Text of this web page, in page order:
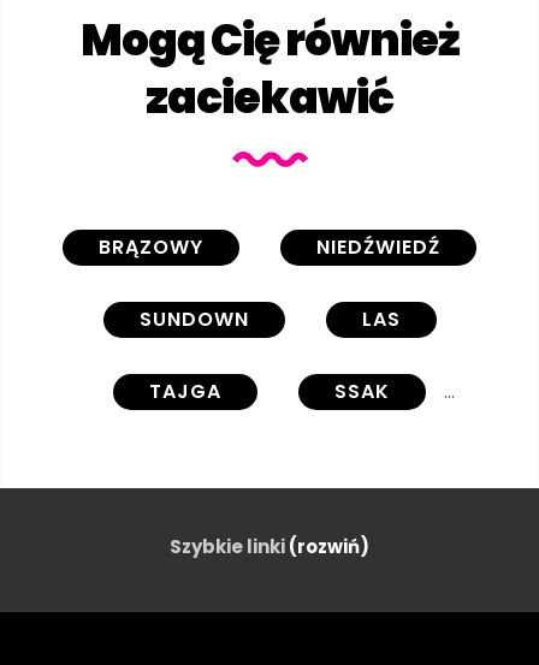
Mogą Cię również
zaciekawić
BRĄZOWY NIEDŹWIEDŹ
SUNDOWN LAS
TAJGA SSAK
CARNIVORE CZERWONY
ZIELENI PODSZYT
Szybkie linki(rozwiń)